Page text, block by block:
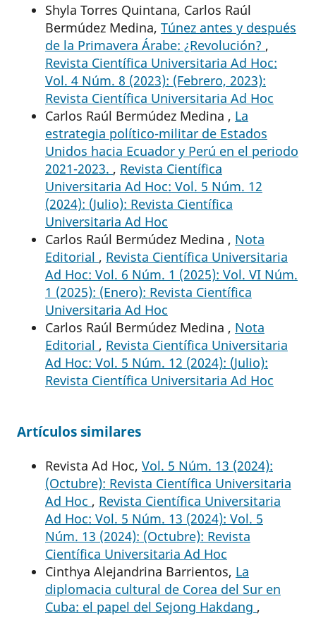
Shyla Torres Quintana, Carlos Raúl
Bermúdez Medina, Túnez antes y después
de la Primavera Árabe: ¿Revolución? ,
Revista Científica Universitaria Ad Hoc:
Vol. 4 Núm. 8 (2023): (Febrero, 2023):
Revista Científica Universitaria Ad Hoc
Carlos Raúl Bermúdez Medina , La
estrategia político-militar de Estados
Unidos hacia Ecuador y Perú en el periodo
2021-2023. , Revista Científica
Universitaria Ad Hoc: Vol. 5 Núm. 12
(2024): (Julio): Revista Científica
Universitaria Ad Hoc
Carlos Raúl Bermúdez Medina , Nota
Editorial , Revista Científica Universitaria
Ad Hoc: Vol. 6 Núm. 1 (2025): Vol. VI Núm.
1 (2025): (Enero): Revista Científica
Universitaria Ad Hoc
Carlos Raúl Bermúdez Medina , Nota
Editorial , Revista Científica Universitaria
Ad Hoc: Vol. 5 Núm. 12 (2024): (Julio):
Revista Científica Universitaria Ad Hoc
Artículos similares
Revista Ad Hoc, Vol. 5 Núm. 13 (2024):
(Octubre): Revista Científica Universitaria
Ad Hoc , Revista Científica Universitaria
Ad Hoc: Vol. 5 Núm. 13 (2024): Vol. 5
Núm. 13 (2024): (Octubre): Revista
Científica Universitaria Ad Hoc
Cinthya Alejandrina Barrientos, La
diplomacia cultural de Corea del Sur en
Cuba: el papel del Sejong Hakdang ,